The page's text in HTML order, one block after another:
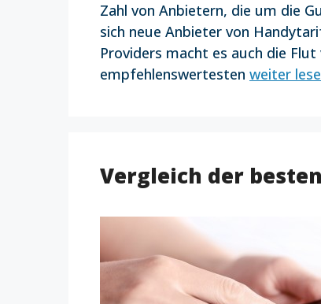
Zahl von Anbietern, die um die
sich neue Anbieter von
Providers macht es auch die
empfehlenswertesten weiter
Vergleich der